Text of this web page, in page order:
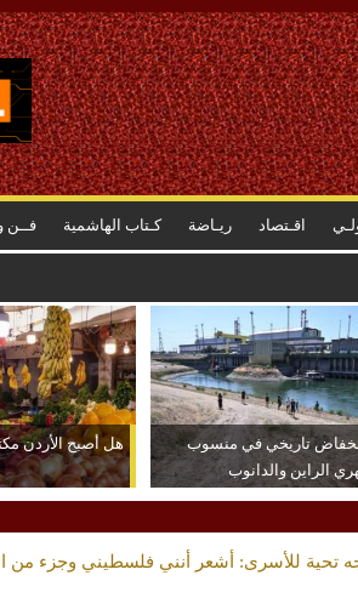
اقـتصاد ريـاضة كـتاب الهاشمية فــن
ميدانية
تاريخي في منسوب
الراين والدانوب
هل أصبح الأردن
تحية للأسرى: أشعر أنني فلسطيني وجزء من